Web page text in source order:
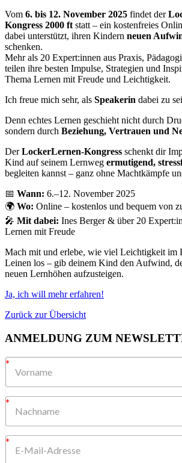
Vom 6. bis 12. November 2025 findet der
Kongress 2000 ftstatt – ein kostenfreies
dabei unterstützt, ihren Kindern neuen
schenken.
Mehr als 20 Expert:innen aus Praxis,
teilen ihre besten Impulse, Strategien und
Thema Lernen mit Freude und Leichtigkeit.
Ich freue mich sehr, als Speakerin dabei zu
Denn echtes Lernen geschieht nicht durch
sondern durch Beziehung, Vertrauen und
DerLockerLernen-Kongress schenkt dir
Kind auf seinem Lernweg ermutigend,
begleiten kannst – ganz ohne Machtkämpfe
📅 Wann: 6.–12. November 2025
🌍 Wo: Online – kostenlos und bequem von
🎤 Mit dabei: Ines Berger & über 20
Lernen mit Freude
Mach mit und erlebe, wie viel Leichtigkeit im
Leinen los – gib deinem Kind den Aufwind,
neuen Lernhöhen aufzusteigen.
Ja, ich will mehr erfahren!
Zurück zur Übersicht
ANMELDUNG ZUM